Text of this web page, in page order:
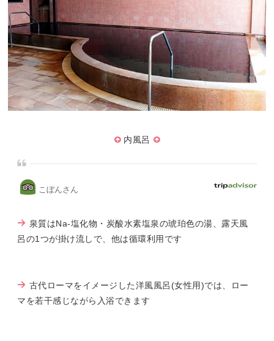
内風呂
こぼんさん
泉質はNa-塩化物・炭酸水素塩泉の琥珀色の湯、露天風
呂の1つが掛け流しで、他は循環利用です
古代ローマをイメージした洋風風呂(女性用)では、ロー
マを若干感じながら入浴できます